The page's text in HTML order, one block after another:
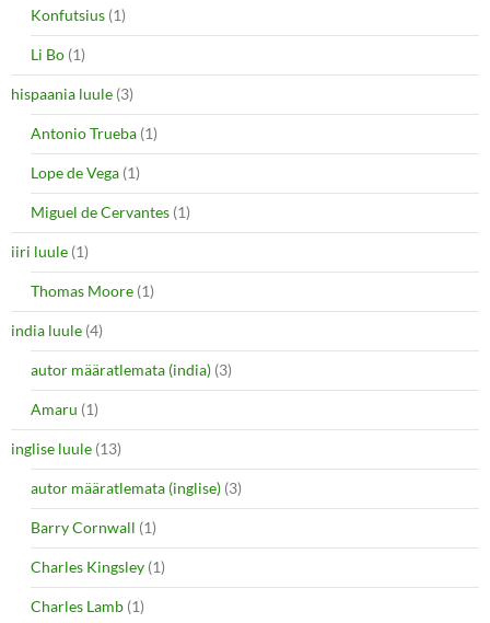
Konfutsius (1)
Li Bo (1)
hispaania luule (3)
Antonio Trueba (1)
Lope de Vega (1)
Miguel de Cervantes (1)
iiri luule (1)
Thomas Moore (1)
india luule (4)
autor määratlemata (india) (3)
Amaru (1)
inglise luule (13)
autor määratlemata (inglise) (3)
Barry Cornwall (1)
Charles Kingsley (1)
Charles Lamb (1)